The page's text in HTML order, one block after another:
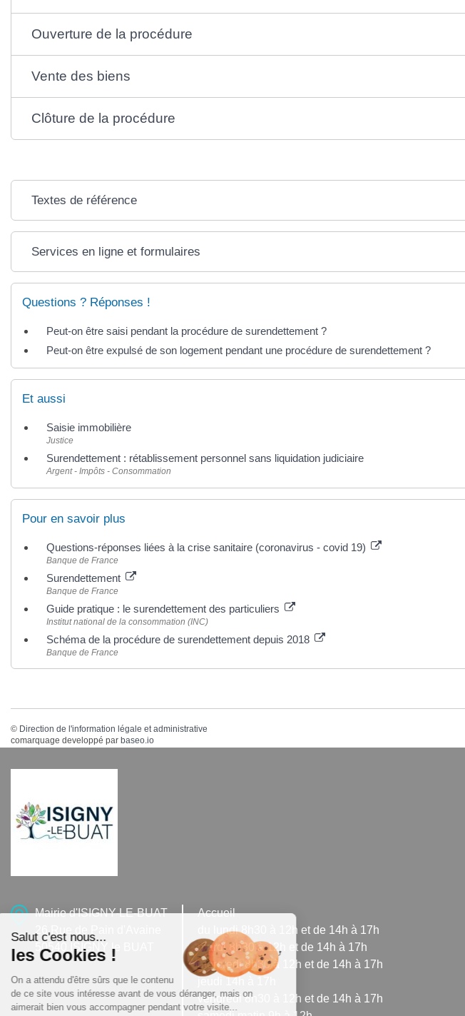
Ouverture de la procédure
Vente des biens
Clôture de la procédure
Textes de référence
Services en ligne et formulaires
Questions ? Réponses !
Peut-on être saisi pendant la procédure de surendettement ?
Peut-on être expulsé de son logement pendant une procédure de surendettement ?
Et aussi
Saisie immobilière
Justice
Surendettement : rétablissement personnel sans liquidation judiciaire
Argent - Impôts - Consommation
Pour en savoir plus
Questions-réponses liées à la crise sanitaire (coronavirus - covid 19)
Banque de France
Surendettement
Banque de France
Guide pratique : le surendettement des particuliers
Institut national de la consommation (INC)
Schéma de la procédure de surendettement depuis 2018
Banque de France
© Direction de l'information légale et administrative
comarquage developpé par baseo.io
Mairie d'ISIGNY-LE-BUAT
26 Rue de Pain d'Avaine
50540 ISIGNY le BUAT
Accueil
du lundi 8h30 à 12h et de 14h à 17h
mardi 8h30 à 12h et de 14h à 17h
mercredi 8h30 à 12h et de 14h à 17h
jeudi 14h à 17h
vendredi 8h30 à 12h et de 14h à 17h
Salut c'est nous...
les Cookies !
On a attendu d'être sûrs que le contenu
de ce site vous intéresse avant de vous déranger, mais on
aimerait bien vous accompagner pendant votre visite...